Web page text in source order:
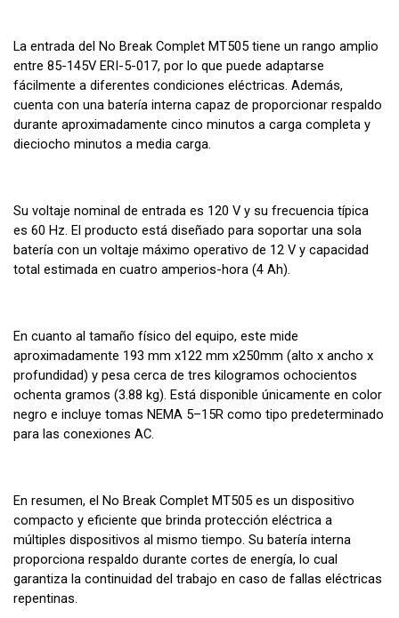
La entrada del No Break Complet MT505 tiene un rango amplio
entre 85-145V ERI-5-017, por lo que puede adaptarse
fácilmente a diferentes condiciones eléctricas. Además,
cuenta con una batería interna capaz de proporcionar respaldo
durante aproximadamente cinco minutos a carga completa y
dieciocho minutos a media carga.
Su voltaje nominal de entrada es 120 V y su frecuencia típica
es 60 Hz. El producto está diseñado para soportar una sola
batería con un voltaje máximo operativo de 12 V y capacidad
total estimada en cuatro amperios-hora (4 Ah).
En cuanto al tamaño físico del equipo, este mide
aproximadamente 193 mm x122 mm x250mm (alto x ancho x
profundidad) y pesa cerca de tres kilogramos ochocientos
ochenta gramos (3.88 kg). Está disponible únicamente en color
negro e incluye tomas NEMA 5–15R como tipo predeterminado
para las conexiones AC.
En resumen, el No Break Complet MT505 es un dispositivo
compacto y eficiente que brinda protección eléctrica a
múltiples dispositivos al mismo tiempo. Su batería interna
proporciona respaldo durante cortes de energía, lo cual
garantiza la continuidad del trabajo en caso de fallas eléctricas
repentinas.